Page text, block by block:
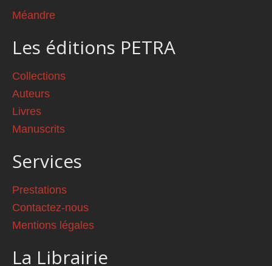
Méandre
Les éditions PETRA
Collections
Auteurs
Livres
Manuscrits
Services
Prestations
Contactez-nous
Mentions légales
La Librairie